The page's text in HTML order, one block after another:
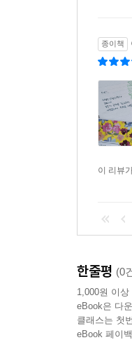
종이책
이 리뷰
한줄평 (0
1,000원 이
eBook은 다
클래스는 첫
eBook 페이